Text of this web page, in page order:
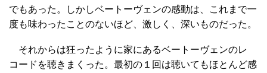
でもあった。しかしベートーヴェンの感動は、これまで一
度も味わったことのないほど、激しく、深いものだった。
それからは狂ったように家にあるベートーヴェンのレ
コードを聴きまくった。最初の１回は聴いてもほとんど感